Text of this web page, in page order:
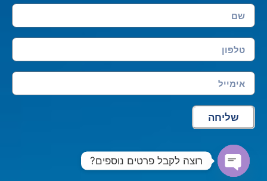
שליחה
רוצה לקבל פרטים נוספים?